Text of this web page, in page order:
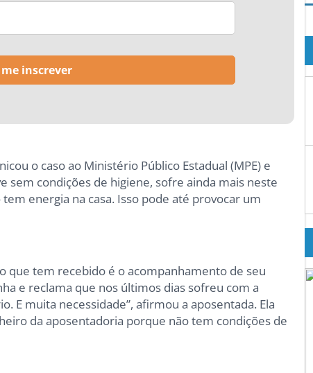
o caso ao Ministério Público Estadual (MPE) e
sem condições de higiene, sofre ainda mais neste
energia na casa. Isso pode até provocar um
que tem recebido é o acompanhamento de seu
e reclama que nos últimos dias sofreu com a
E muita necessidade”, afirmou a aposentada. Ela
da aposentadoria porque não tem condições de